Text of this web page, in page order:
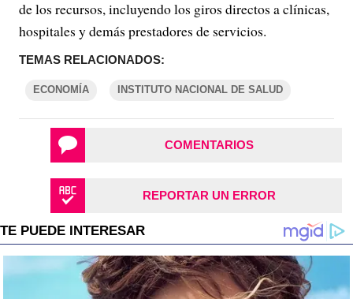
de los recursos, incluyendo los giros directos a clínicas,
hospitales y demás prestadores de servicios.
TEMAS RELACIONADOS:
ECONOMÍA INSTITUTO NACIONAL DE SALUD
COMENTARIOS
REPORTAR UN ERROR